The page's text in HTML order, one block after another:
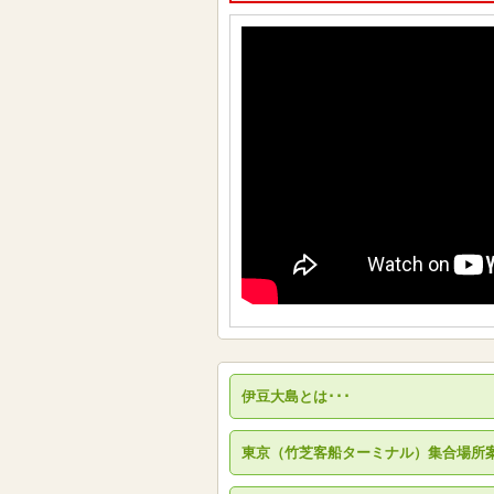
伊豆大島とは･･･
東京（竹芝客船ターミナル）集合場所